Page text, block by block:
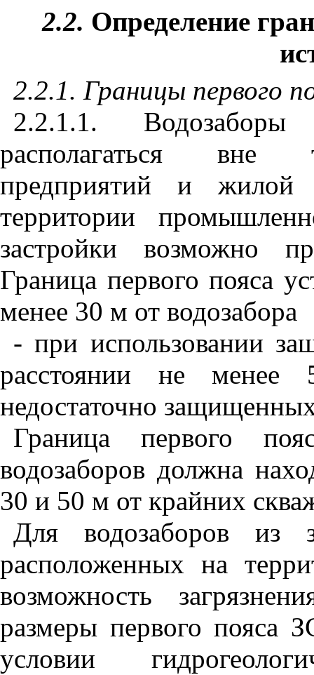
2.2. Определение
2.2.1. Границы первого
2.2.1.1.
располагаться вне
предприятий и жилой
территории
застройки возможно
Граница первого пояса
менее 30 м от водозабора
- при использовании
расстоянии не
недостаточно
Граница первого
водозаборов должна
30 и 50 м от крайних
Для водозаборов из
расположенных на
возможность
размеры первого пояса
условии